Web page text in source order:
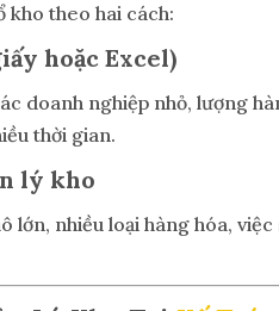
kho theo hai cách:
hoặc Excel)
doanh nghiệp nhỏ, lượng
thời gian.
lý kho
lớn, nhiều loại hàng hóa,